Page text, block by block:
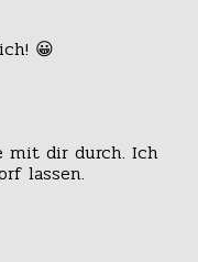
😀
mit dir durch. Ich
lassen.